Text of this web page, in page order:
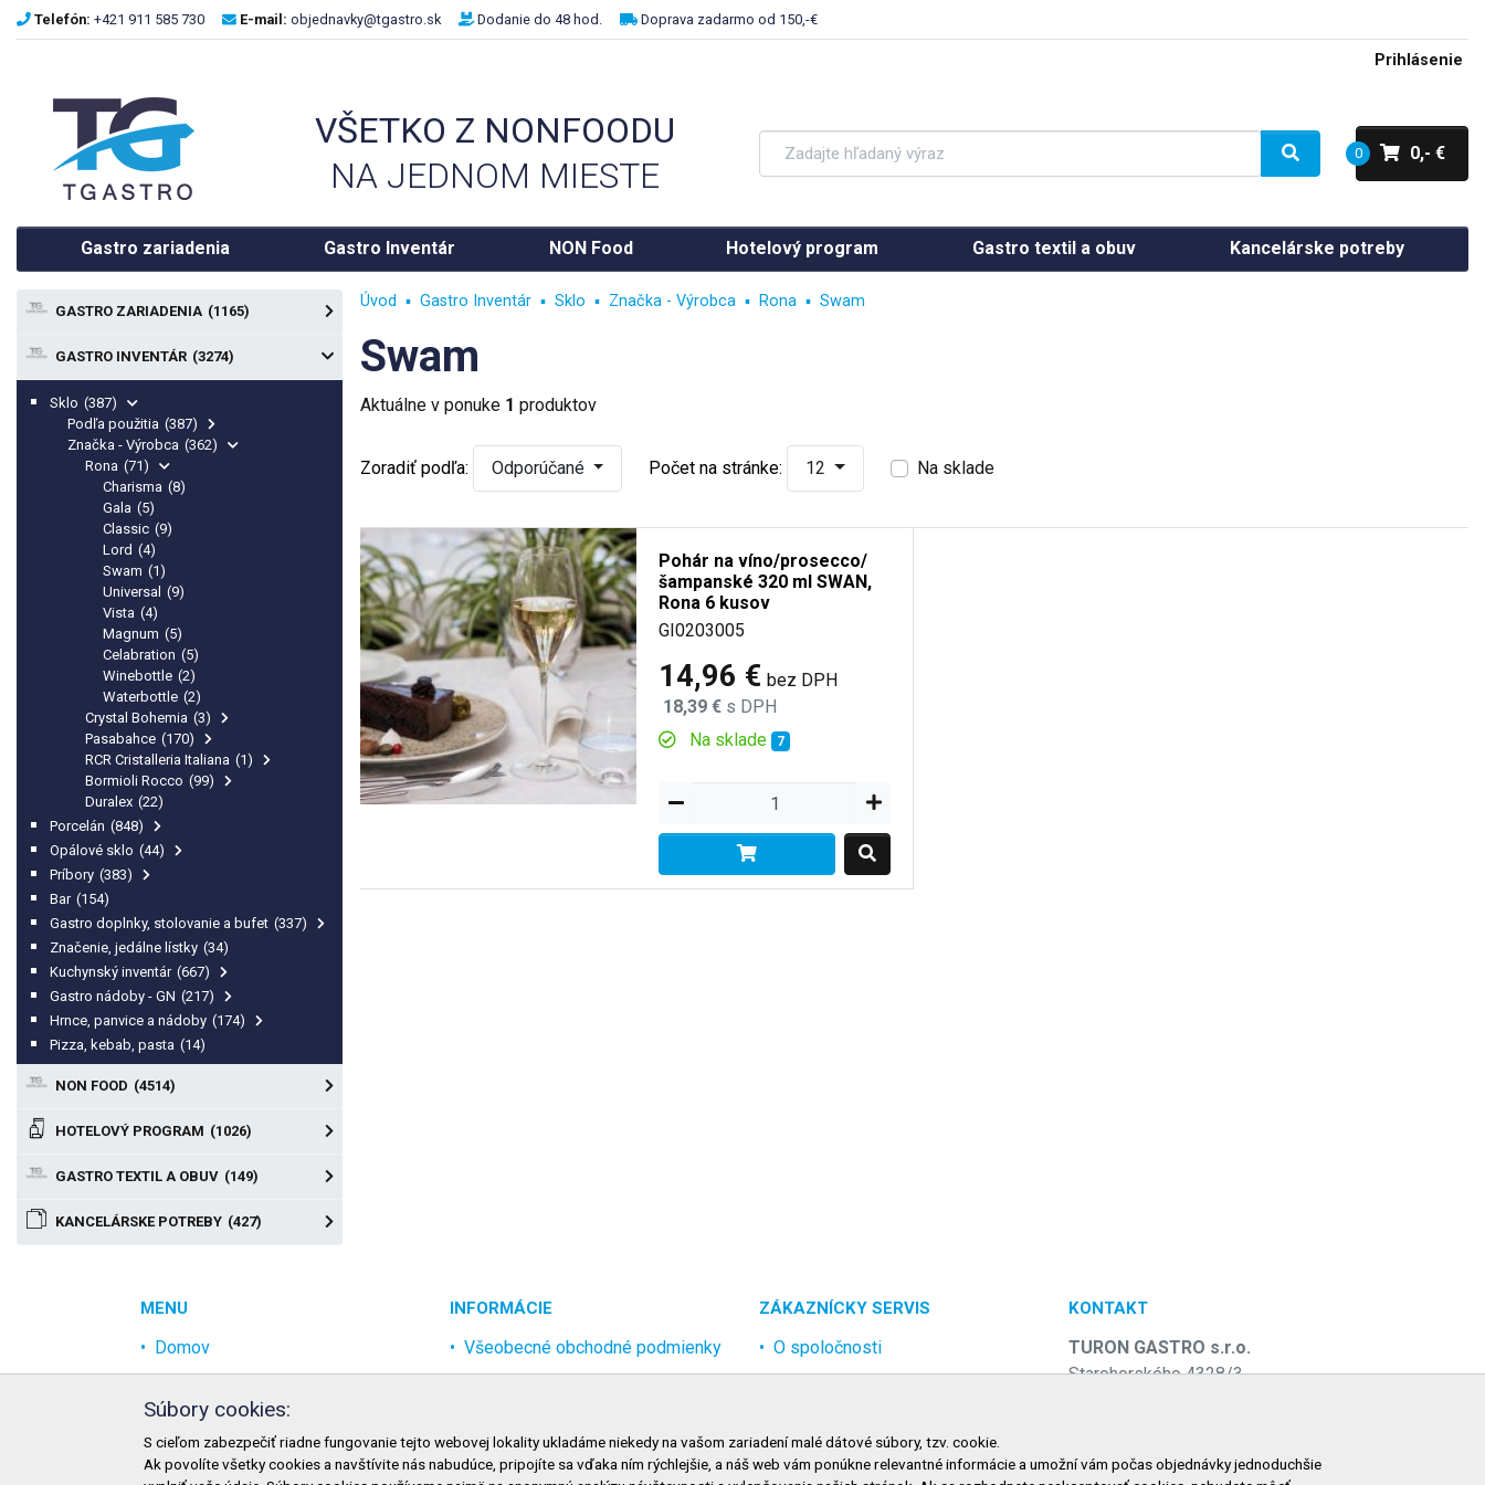
Telefón: +421 911 585 730 E-mail: objednavky@tgastro.sk Dodanie do 48 hod. Doprava zadarmo od 150,-€
Prihlásenie
VŠETKO Z NONFOODU
NA JEDNOM MIESTE
0 0,- €
Gastro zariadenia Gastro Inventár NON Food Hotelový program Gastro textil a obuv Kancelárske potreby
GASTRO ZARIADENIA (1165)
GASTRO INVENTÁR (3274)
Sklo (387)
Podľa použitia (387)
Značka - Výrobca (362)
Rona (71)
Charisma (8)
Gala (5)
Classic (9)
Lord (4)
Swam (1)
Universal (9)
Vista (4)
Magnum (5)
Celabration (5)
Winebottle (2)
Waterbottle (2)
Crystal Bohemia (3)
Pasabahce (170)
RCR Cristalleria Italiana (1)
Bormioli Rocco (99)
Duralex (22)
Porcelán (848)
Opálové sklo (44)
Príbory (383)
Bar (154)
Gastro doplnky, stolovanie a bufet (337)
Značenie, jedálne lístky (34)
Kuchynský inventár (667)
Gastro nádoby - GN (217)
Hrnce, panvice a nádoby (174)
Pizza, kebab, pasta (14)
NON FOOD (4514)
HOTELOVÝ PROGRAM (1026)
GASTRO TEXTIL A OBUV (149)
KANCELÁRSKE POTREBY (427)
Úvod Gastro Inventár Sklo Značka - Výrobca Rona Swam
Swam
Aktuálne v ponuke 1 produktov
Zoradiť podľa: Odporúčané Počet na stránke: 12 Na sklade
Pohár na víno/prosecco/
šampanské 320 ml SWAN,
Rona 6 kusov
GI0203005
14,96 € bez DPH
18,39 € s DPH
Na sklade
7
MENU
Domov
Akcia
Najpredávanejšie
Odvetvia
INFORMÁCIE
Všeobecné obchodné podmienky
Ochrana osobných údajov
Možnosti dopravy
ZÁKAZNÍCKY SERVIS
O spoločnosti
Kontakt
KONTAKT
TURON GASTRO s.r.o.
Starohorského 4328/3
Telefón: +421 911 585 730
Súbory cookies:
S cieľom zabezpečiť riadne fungovanie tejto webovej lokality ukladáme niekedy na vašom zariadení malé dátové súbory, tzv. cookie.
Ak povolíte všetky cookies a navštívite nás nabudúce, pripojíte sa vďaka ním rýchlejšie, a náš web vám ponúkne relevantné informácie a umožní vám počas objednávky jednoduchšie